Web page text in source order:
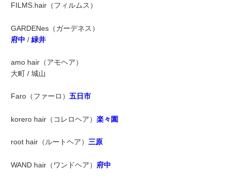
FILMS.hair（フィルムス）
GARDENes（ガーデネス）
府中 / 緑井
amo hair（アモヘア）
大町 / 城山
Faro（ファーロ） 五日市
korero hair（コレロヘア） 楽々園
root hair（ルートヘア） 三原
WAND hair（ワンドヘア） 府中